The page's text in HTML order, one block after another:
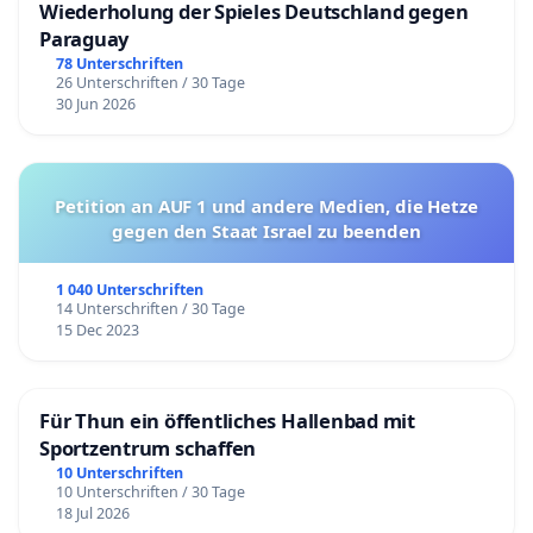
Das Uniradio Freiburg bietet die Möglichkeit für
Studierende aller Fachrichtungen, Praktika zu
absolvieren, BOK-Kurse abzulegen, in freier Mitarbeit
Studium wichtige Kompetenzen sowohl für eine
grundsätzlichen Umgang mit Recherche, Technik und
Menschen zu erlernen.
Daneben bietet das Radio auch die Plattform für
Mitarbeitende und Forschende an der Universität, ihre
interessante Workshops und Vorträge aufmerksam zu
machen.
Außerdem gibt es bei uns nicht-kommerzielle
Indiependence-Musik gegen den Mainstream, der oft
Wiederholung der Spieles Deutschland gegen
Paraguay
78 Unterschriften
26 Unterschriften / 30 Tage
30 Jun 2026
Petition an AUF 1 und andere Medien, die Hetze
gegen den Staat Israel zu beenden
1 040 Unterschriften
14 Unterschriften / 30 Tage
15 Dec 2023
Für Thun ein öffentliches Hallenbad mit
Sportzentrum schaffen
10 Unterschriften
10 Unterschriften / 30 Tage
18 Jul 2026